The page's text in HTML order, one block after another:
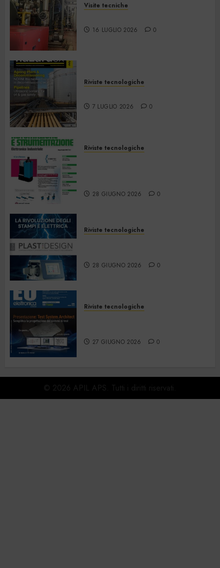
Visite tecniche
16 LUGLIO 2026 0
Riviste tecnologiche
7 LUGLIO 2026 0
Riviste tecnologiche
28 GIUGNO 2026 0
Riviste tecnologiche
28 GIUGNO 2026 0
Riviste tecnologiche
27 GIUGNO 2026 0